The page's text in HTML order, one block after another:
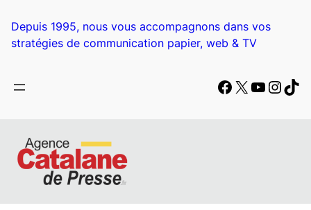
Depuis 1995, nous vous accompagnons dans vos
stratégies de communication papier, web & TV
Facebook
X